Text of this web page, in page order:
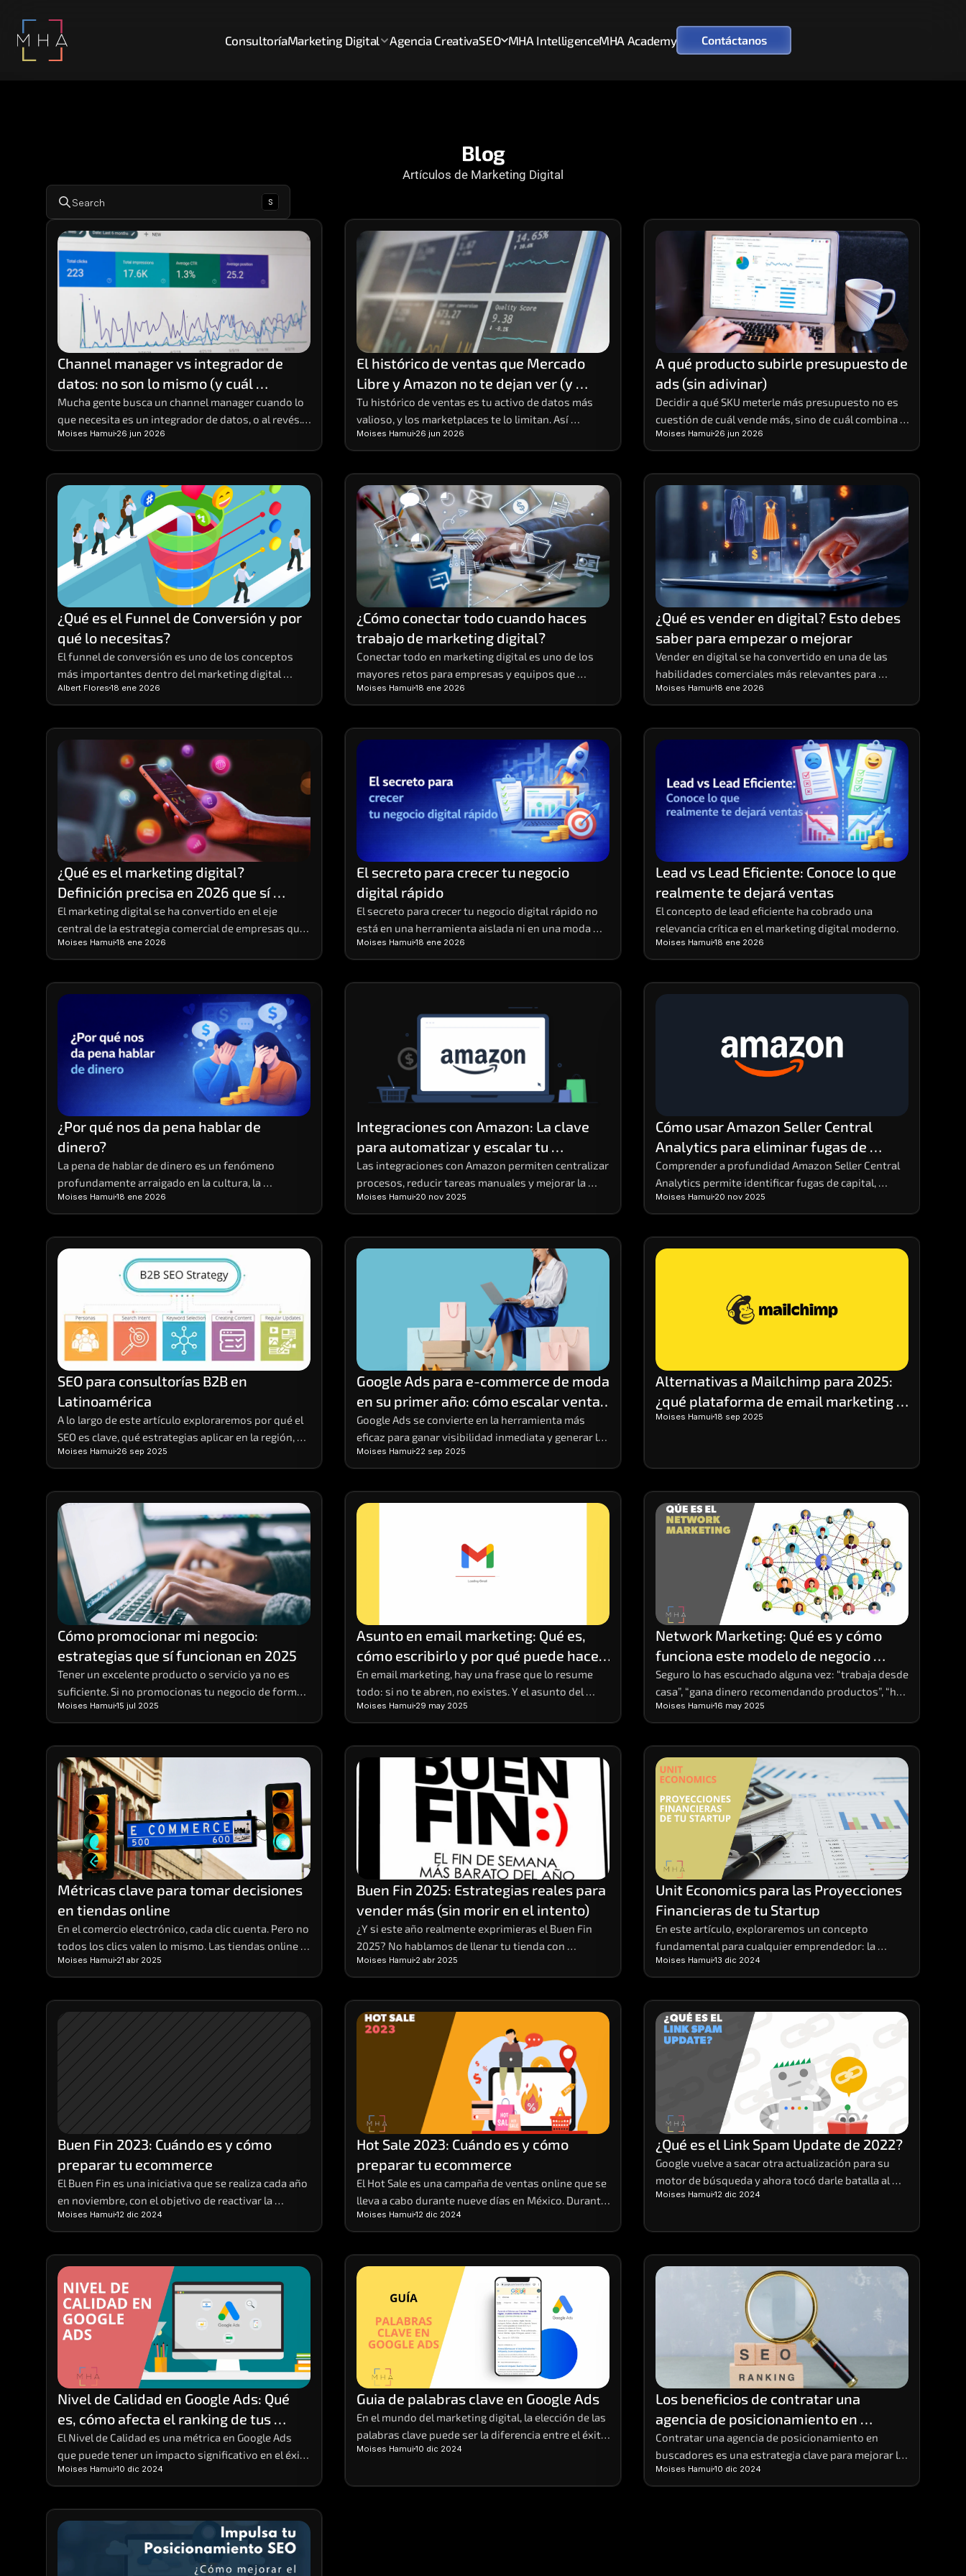
ConsultoríaMarketing Digital Agencia CreativaSEO MHA IntelligenceMHA Academy Contáctanos
Blog
Artículos de Marketing Digital
Search s
Channel manager vs integrador de
datos: no son lo mismo (y cuál
necesitas)
Mucha gente busca un channel manager cuando lo
que necesita es un integrador de datos, o al revés.
Hacen cosas distintas; aquí está la diferencia y
cómo elegir.
Moises Hamui 26 jun 2026
El histórico de ventas que Mercado
Libre y Amazon no te dejan ver (y
cómo conservarlo)
Tu histórico de ventas es tu activo de datos más
valioso, y los marketplaces te lo limitan. Así
funciona la limitación y cómo conservar tu data
completa.
Moises Hamui 26 jun 2026
A qué producto subirle presupuesto de
ads (sin adivinar)
Decidir a qué SKU meterle más presupuesto no es
cuestión de cuál vende más, sino de cuál combina
ROAS real, margen y stock para escalar sin tronar.
Moises Hamui 26 jun 2026
¿Qué es el Funnel de Conversión y por
qué lo necesitas?
El funnel de conversión es uno de los conceptos
más importantes dentro del marketing digital
moderno, aunque también uno de los menos
comprendidos. Muchas empresas generan tráfico
Albert Flores 18 ene 2026
¿Cómo conectar todo cuando haces
trabajo de marketing digital?
Conectar todo en marketing digital es uno de los
mayores retos para empresas y equipos que
ejecutan múltiples acciones al mismo tiempo
Moises Hamui 18 ene 2026
¿Qué es vender en digital? Esto debes
saber para empezar o mejorar
Vender en digital se ha convertido en una de las
habilidades comerciales más relevantes para
empresas y emprendedores que buscan
crecimiento sostenible
Moises Hamui 18 ene 2026
¿Qué es el marketing digital?
Definición precisa en 2026 que sí
entiendes y para poner en práctica
El marketing digital se ha convertido en el eje
central de la estrategia comercial de empresas que
Moises Hamui 18 ene 2026
El secreto para crecer tu negocio
digital rápido
El secreto para crecer tu negocio digital rápido no
está en una herramienta aislada ni en una moda
pasajera.
Moises Hamui 18 ene 2026
Lead vs Lead Eficiente: Conoce lo que
realmente te dejará ventas
El concepto de lead eficiente ha cobrado una
relevancia crítica en el marketing digital moderno.
Moises Hamui 18 ene 2026
¿Por qué nos da pena hablar de
dinero?
La pena de hablar de dinero es un fenómeno
profundamente arraigado en la cultura, la
educación
Moises Hamui 18 ene 2026
Integraciones con Amazon: La clave
para automatizar y escalar tu
operación
Las integraciones con Amazon permiten centralizar
procesos, reducir tareas manuales y mejorar la
eficiencia operativa en negocios digitales.
Moises Hamui 20 nov 2025
Cómo usar Amazon Seller Central
Analytics para eliminar fugas de
dinero y aumentar la rentabilidad
Comprender a profundidad Amazon Seller Central
Analytics permite identificar fugas de capital,
optimizar decisiones y reforzar estrategias
comerciales. Dominar estos datos facilita anticipar
variaciones en la demanda y mejorar márgenes sin
aumentar costos. Para análisis comparativos
precisa del rendimiento.
Moises Hamui 20 nov 2025
SEO para consultorías B2B en
Latinoamérica
A lo largo de este artículo exploraremos por qué el
SEO es clave, qué estrategias aplicar en la región,
cómo segmentar el mercado de manera efectiva y
cómo medir resultados de forma realista.
Moises Hamui 26 sep 2025
Google Ads para e-commerce de moda
en su primer año: cómo escalar ventas
desde cero
Google Ads se convierte en la herramienta más
eficaz para ganar visibilidad inmediata y generar las
primeras ventas.
Moises Hamui 22 sep 2025
Alternativas a Mailchimp para 2025:
¿qué plataforma de email marketing
elegir?
Moises Hamui 18 sep 2025
Cómo promocionar mi negocio:
estrategias que sí funcionan en 2025
Tener un excelente producto o servicio ya no es
suficiente. Si no promocionas tu negocio de forma
efectiva, es muy probable que pases desapercibido.
Hoy, competir en entornos digitales requiere una
estrategia sólida, basada en datos, visibilidad
multicanal y contenido relevante.
Moises Hamui 15 jul 2025
Asunto en email marketing: Qué es,
cómo escribirlo y por qué puede hacer
o romper tu campaña
En email marketing, hay una frase que lo resume
todo: si no te abren, no existes. Y el asunto del
correo es el primer (y a veces único) punto de
contacto que tienes para captar la atención del
lector. Puede parecer una línea de texto más, pero
es el anzuelo que decide si el mensaje será
ignorado, eliminado o abierto con interés.
Moises Hamui 29 may 2025
Network Marketing: Qué es y cómo
funciona este modelo de negocio
basado en redes
Seguro lo has escuchado alguna vez: “trabaja desde
casa”, “gana dinero recomendando productos”, “haz
crecer tu red y obtén ingresos residuales”. Estas
frases, comunes en redes sociales o eventos de
emprendimiento, suelen estar relacionadas con el
Network Marketing. ¿Pero qué es exactamente y
cómo funciona? ¿Es una estafa o una forma real de
generar ingresos?
Moises Hamui 16 may 2025
Métricas clave para tomar decisiones
en tiendas online
En el comercio electrónico, cada clic cuenta. Pero no
todos los clics valen lo mismo. Las tiendas online
que realmente crecen son aquellas que aprenden a
interpretar los datos detrás de cada visita, compra
o carrito abandonado.
Moises Hamui 21 abr 2025
Buen Fin 2025: Estrategias reales para
vender más (sin morir en el intento)
¿Y si este año realmente exprimieras el Buen Fin
2025? No hablamos de llenar tu tienda con
promociones vacías o descuentos que solo te
dejan números rojos.
Moises Hamui 2 abr 2025
Unit Economics para las Proyecciones
Financieras de tu Startup
En este artículo, exploraremos un concepto
fundamental para cualquier emprendedor: la
economía unitaria, o unit economics, en inglés.
Desglosaremos qué son, cómo calcularlas y por qué
son tan importantes para el éxito de tu negocio.
Las economías unitarias o unit economics son la
base sobre la cual construir proyecciones
financieras sólidas y tomar decisiones estratégicas
Moises Hamui 13 dic 2024
Buen Fin 2023: Cuándo es y cómo
preparar tu ecommerce
El Buen Fin es una iniciativa que se realiza cada año
en noviembre, con el objetivo de reactivar la
economía, impulsar las ventas y ofrecer beneficios
a los consumidores y a los comerciantes. Durante
el Buen Fin, las empresas participantes ofrecen
descuentos, promociones y facilidades de pago en
sus productos y servicios, tanto en tiendas físicas
como en línea.
Moises Hamui 12 dic 2024
Hot Sale 2023: Cuándo es y cómo
preparar tu ecommerce
El Hot Sale es una campaña de ventas online que se
lleva a cabo durante nueve días en México. Durante
este evento, distintas empresas de venta y
servicios preparan sus e-commerces, para brindar
sus productos a sus clientes con promociones y
descuentos que no se ven en cualquier otra época
Moises Hamui 12 dic 2024
¿Qué es el Link Spam Update de 2022?
Google vuelve a sacar otra actualización para su
motor de búsqueda y ahora tocó darle batalla al
tema del spam. Así pues, salió a mediados de
Veamos en qué consiste.
Moises Hamui 12 dic 2024
Nivel de Calidad en Google Ads: Qué
es, cómo afecta el ranking de tus
anuncios y cómo mejorarlo
El Nivel de Calidad es una métrica en Google Ads
que puede tener un impacto significativo en el éxito
Moises Hamui 10 dic 2024
Guia de palabras clave en Google Ads
En el mundo del marketing digital, la elección de las
palabras clave puede ser la diferencia entre el éxito
y el fracaso de una campaña. Imagina tener el poder
cuando están buscando lo que ofreces.
Moises Hamui 10 dic 2024
Los beneficios de contratar una
agencia de posicionamiento en
buscadores
Contratar una agencia de posicionamiento en
buscadores es una estrategia clave para mejorar la
visibilidad de tu negocio en línea.  Estas agencias
ofrecen el conocimiento y la experiencia necesarios
Moises Hamui 10 dic 2024